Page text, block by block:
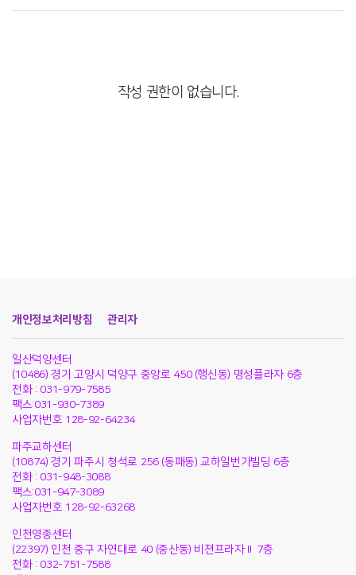
작성 권한이 없습니다.
개인정보처리방침 관리자
일산덕양센터
(10486) 경기 고양시 덕양구 중앙로 450 (행신동) 명성플라자 6층
전화 : 031-979-7585
팩스:031-930-7389
사업자번호 128-92-64234
파주교하센터
(10874) 경기 파주시 청석로 256 (동패동) 교하일번가빌딩 6층
전화 : 031-948-3088
팩스:031-947-3089
사업자번호 128-92-63268
인천영종센터
(22397) 인천 중구 자연대로 40 (중산동) 비젼프라자Ⅱ 7층
전화 : 032-751-7588